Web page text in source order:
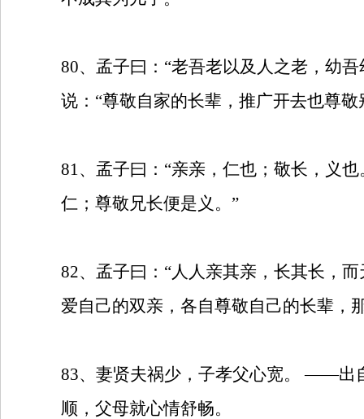
80、孟子曰：“老吾老以及人之老，幼
说：“尊敬自家的长辈，推广开去也尊
81、孟子曰：“亲亲，仁也；敬长，义也
仁；尊敬兄长便是义。”
82、孟子曰：“人人亲其亲，长其长，而
爱自己的双亲，各自尊敬自己的长辈，
83、妻贤夫祸少，子孝父心宽。
——出自
顺，父母就心情舒畅。